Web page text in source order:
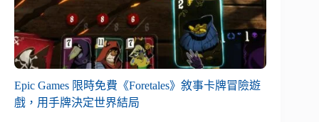
Epic Games 限時免費《Foretales》敘事卡牌冒險遊
戲，用手牌決定世界結局